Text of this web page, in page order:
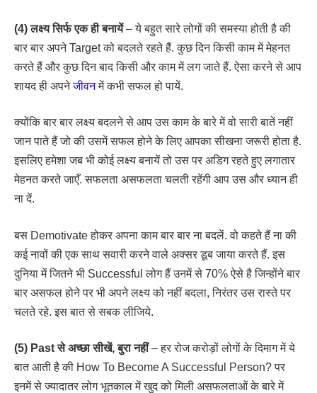
(4) लक्ष्य सिर्फ एक ही बनायें– ये बहुत सारे लोगों की समस्या होती है की
बार बार अपने Target को बदलते रहते हैं. कुछ दिन किसी काम में मेहनत
करते हैं और कुछ दिन बाद किसी और काम में लग जाते हैं. ऐसा करने से आप
शायद ही अपनेजीवनमें कभी सफल हो पायें.
क्योंकि बार बार लक्ष्य बदलने से आप उस काम के बारे में वो सारी बातें नहीं
जान पाते हैं जो की उसमें सफल होने के लिए आपका सीखना जरूरी होता है.
इसलिए हमेशा जब भी कोई लक्ष्य बनायें तो उस पर अडिग रहते हुए लगातार
मेहनत करते जाएँ. सफलता असफलता चलती रहेंगी आप उस और ध्यान ही
ना दें.
बस Demotivate होकर अपना काम बार बार ना बदलें. वो कहते हैं ना की
कई नावों की एक साथ सवारी करने वाले अक्सर डूब जाया करते हैं. इस
दुनिया में जितने भी Successful लोग हैं उनमें से 70% ऐसे है जिन्होंने बार
बार असफल होने पर भी अपने लक्ष्य को नहीं बदला, निरंतर उस रास्ते पर
चलते रहे. इस बात से सबक लीजिये.
(5) Past से अच्छा सीखें, बुरा नहीं– हर रोज करोड़ों लोगों के दिमाग में ये
बात आती है की How To Become A Successful Person? पर
इनमें से ज्यादातर लोग भूतकाल में खुद को मिली असफलताओं के बारे में